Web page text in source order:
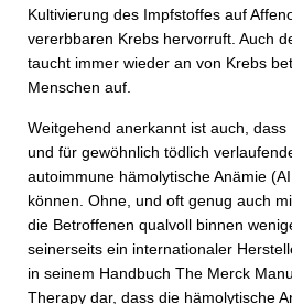
Kultivierung des Impfstoffes auf
vererbbaren Krebs hervorruft. Auch
taucht immer wieder an von Krebs
Menschen auf.
Weitgehend anerkannt ist auch,
und für gewöhnlich tödlich
autoimmune hämolytische Anämie
können. Ohne, und oft genug auch
die Betroffenen qualvoll binnen
seinerseits ein internationaler
in seinem Handbuch The Merck
Therapy dar, dass die hämolytische